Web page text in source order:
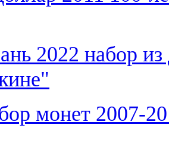
2022 набор
монет 2007-